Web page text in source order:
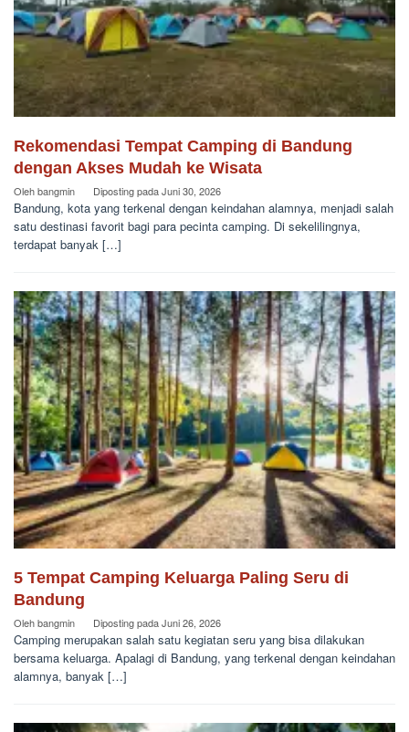
Rekomendasi Tempat Camping di Bandung
dengan Akses Mudah ke Wisata
Olehbangmin Diposting padaJuni 30, 2026
Bandung, kota yang terkenal dengan keindahan alamnya, menjadi salah
satu destinasi favorit bagi para pecinta camping. Di sekelilingnya,
terdapat banyak […]
5 Tempat Camping Keluarga Paling Seru di
Bandung
Olehbangmin Diposting padaJuni 26, 2026
Camping merupakan salah satu kegiatan seru yang bisa dilakukan
bersama keluarga. Apalagi di Bandung, yang terkenal dengan keindahan
alamnya, banyak […]